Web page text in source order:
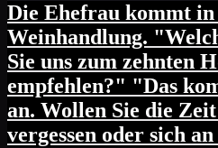
Die Ehefrau kommt in
Weinhandlung.
Sie uns zum zehnten
empfehlen?" "Das
an. Wollen Sie die
vergessen oder sich